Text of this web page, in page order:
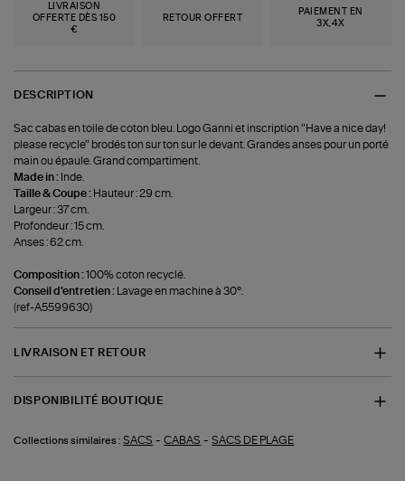
LIVRAISON
OFFERTE DÈS 150
€
RETOUR OFFERT
PAIEMENT EN
3X,4X
DESCRIPTION
Sac cabas en toile de coton bleu. Logo Ganni et inscription "Have a nice day!
please recycle" brodés ton sur ton sur le devant. Grandes anses pour un porté
main ou épaule. Grand compartiment.
Made in : Inde.
Taille & Coupe : Hauteur : 29 cm.
Largeur : 37 cm.
Profondeur : 15 cm.
Anses : 62 cm.
Composition :100% coton recyclé.
Conseil d'entretien :
Lavage en machine à 30°.
(ref-A5599630)
LIVRAISON ET RETOUR
DISPONIBILITÉ BOUTIQUE
Collections similaires : SACS -CABAS -SACS DE PLAGE